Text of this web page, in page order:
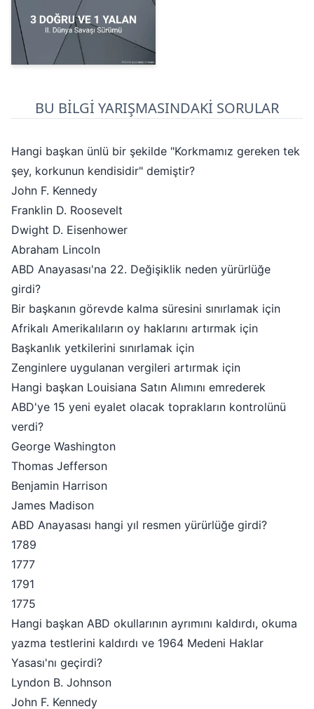
BU BİLGİ YARIŞMASINDAKİ SORULAR
Hangi başkan ünlü bir şekilde "Korkmamız gereken tek
şey, korkunun kendisidir" demiştir?
John F. Kennedy
Franklin D. Roosevelt
Dwight D. Eisenhower
Abraham Lincoln
ABD Anayasası'na 22. Değişiklik neden yürürlüğe
girdi?
Bir başkanın görevde kalma süresini sınırlamak için
Afrikalı Amerikalıların oy haklarını artırmak için
Başkanlık yetkilerini sınırlamak için
Zenginlere uygulanan vergileri artırmak için
Hangi başkan Louisiana Satın Alımını emrederek
ABD'ye 15 yeni eyalet olacak toprakların kontrolünü
verdi?
George Washington
Thomas Jefferson
Benjamin Harrison
James Madison
ABD Anayasası hangi yıl resmen yürürlüğe girdi?
1789
1777
1791
1775
Hangi başkan ABD okullarının ayrımını kaldırdı, okuma
yazma testlerini kaldırdı ve 1964 Medeni Haklar
Yasası'nı geçirdi?
Lyndon B. Johnson
John F. Kennedy